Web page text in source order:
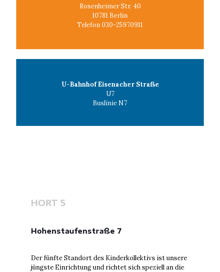
Rosenheimer Str. 40
10781 Berlin
Telefon 030-25970911
U-Bahnhof Eisenacher Straße
U7
Buslinie N7
HORT 5
Hohenstaufenstraße 7
Der fünfte Standort des Kinderkollektivs ist unsere
jüngste Einrichtung und richtet sich speziell an die